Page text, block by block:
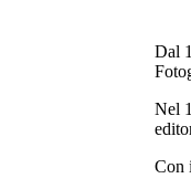
Dal
Nel
Con